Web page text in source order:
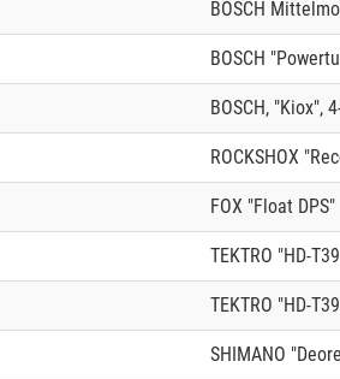
BOSCH
BOSCH
BOSCH, "Kiox",
ROCKSHOX
FOX "Float DPS"
TEKTRO "HD-
TEKTRO "HD-
SHIMANO